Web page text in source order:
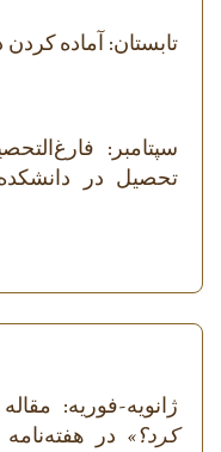
تابستان: آماده
سپتامبر:
تحصیل در
ژانویه-فوریه:
کرد؟» در